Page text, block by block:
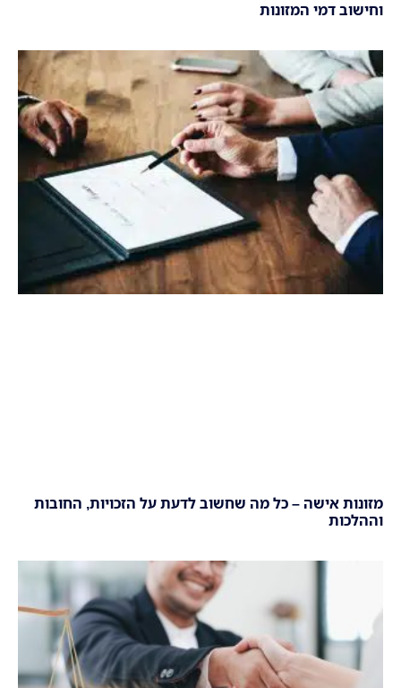
וחישוב דמי המזונות
מזונות אישה – כל מה שחשוב לדעת על הזכויות, החובות
וההלכות